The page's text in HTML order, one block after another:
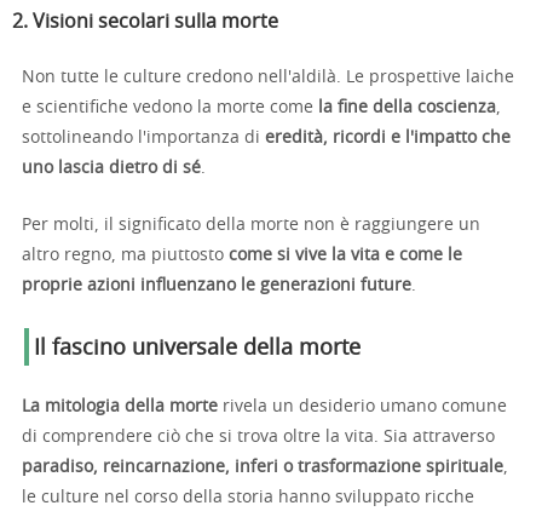
2. Visioni secolari sulla morte
Non tutte le culture credono nell'aldilà. Le prospettive laiche
e scientifiche vedono la morte come
la fine della coscienza,
sottolineando l'importanza di eredità, ricordi e l'impatto che
uno lascia dietro di sé.
Per molti, il significato della morte non è raggiungere un
altro regno, ma piuttosto come si vive la vita e come le
proprie azioni influenzano le generazioni future.
Il fascino universale della morte
La mitologia della morte rivela un desiderio umano comune
di comprendere ciò che si trova oltre la vita. Sia attraverso
paradiso, reincarnazione, inferi o trasformazione spirituale,
le culture nel corso della storia hanno sviluppato ricche